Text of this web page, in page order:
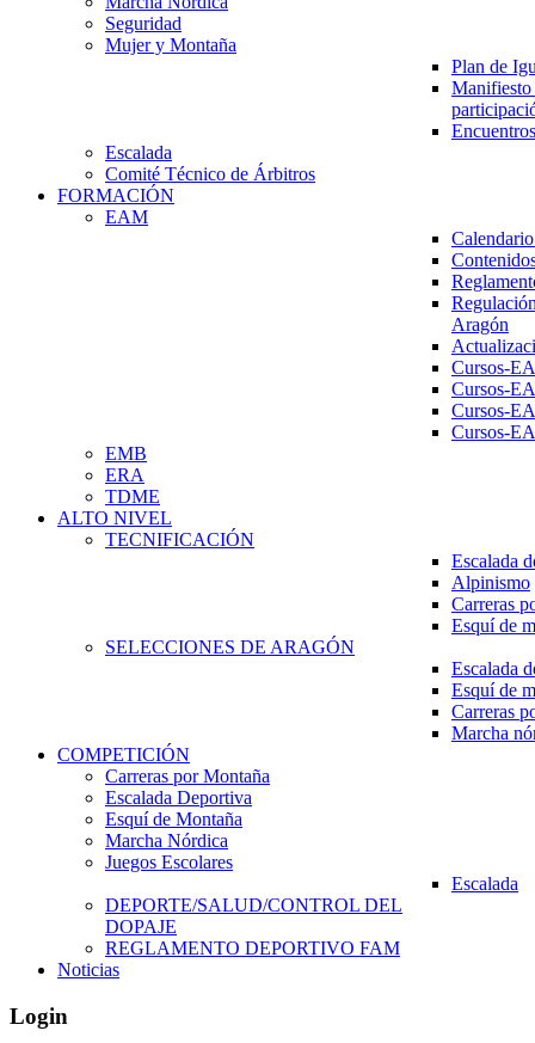
Seguridad
Mujer y Montaña
Plan de
Escalada
Comité Técnico de Árbitros
FORMACIÓN
EAM
Aragón
Cursos-
Cursos-
Cursos-
Cursos-
EMB
ERA
TDME
ALTO NIVEL
TECNIFICACIÓN
Escalada
Alpinismo
Carreras
Esquí de
SELECCIONES DE ARAGÓN
Escalada
Esquí de
Carreras
Marcha
COMPETICIÓN
Carreras por Montaña
Escalada Deportiva
Esquí de Montaña
Marcha Nórdica
Juegos Escolares
Escalada
DEPORTE/SALUD/CONTROL DEL
DOPAJE
REGLAMENTO DEPORTIVO FAM
Noticias
Login